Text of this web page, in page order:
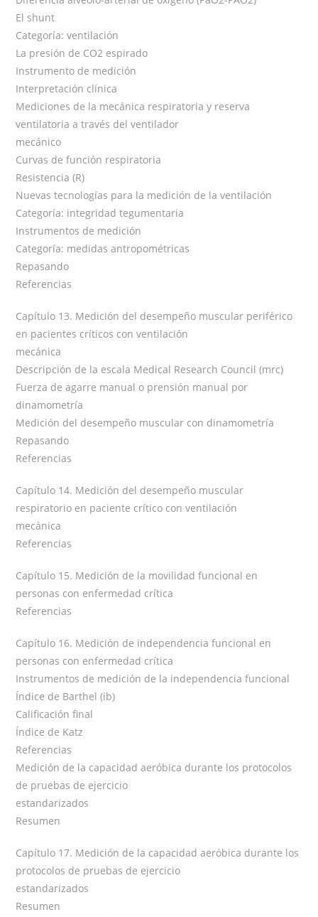
El shunt
Categoría: ventilación
La presión de CO2 espirado
Instrumento de medición
Interpretación clínica
Mediciones de la mecánica respiratoria y reserva
ventilatoria a través del ventilador
mecánico
Curvas de función respiratoria
Resistencia (R)
Nuevas tecnologías para la medición de la ventilación
Categoría: integridad tegumentaria
Instrumentos de medición
Categoría: medidas antropométricas
Repasando
Referencias
Capítulo 13. Medición del desempeño muscular periférico
en pacientes críticos con ventilación
mecánica
Descripción de la escala Medical Research Council (mrc)
Fuerza de agarre manual o prensión manual por
dinamometría
Medición del desempeño muscular con dinamometría
Repasando
Referencias
Capítulo 14. Medición del desempeño muscular
respiratorio en paciente crítico con ventilación
mecánica
Referencias
Capítulo 15. Medición de la movilidad funcional en
personas con enfermedad crítica
Referencias
Capítulo 16. Medición de independencia funcional en
personas con enfermedad crítica
Instrumentos de medición de la independencia funcional
Índice de Barthel (ib)
Calificación final
Índice de Katz
Referencias
Medición de la capacidad aeróbica durante los protocolos
de pruebas de ejercicio
estandarizados
Resumen
Capítulo 17. Medición de la capacidad aeróbica durante los
protocolos de pruebas de ejercicio
estandarizados
Resumen